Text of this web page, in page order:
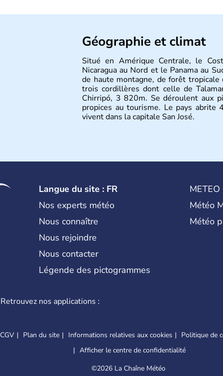
Géographie et climat
Situé en Amérique Centrale, le
Nicaragua au Nord et le Panama au
de haute montagne, de forêt
trois cordillères dont celle de
Chirripó, 3 820m. Se déroulent aux
propices au tourisme. Le pays
vivent dans la capitale San José.
Langue du site : FR
Nos experts météo
Nous connaître
Nous rejoindre
Nous contacter
Légende des pictogrammes
METEO
Météo
Météo
Retrouvez nos applications :
CGV Plan du site Informations relatives aux cookies Politique de
Afficher le centre de confidentialité
©2026 La Chaîne Météo